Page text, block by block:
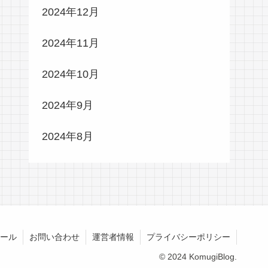
2024年12月
2024年11月
2024年10月
2024年9月
2024年8月
ル お問い合わせ 運営者情報 プライバシーポリシー
© 2024 KomugiBlog.